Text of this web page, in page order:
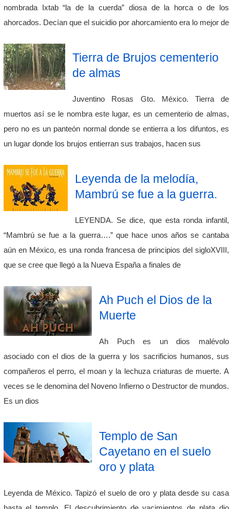
nombrada Ixtab “la de la cuerda” diosa de la horca o de los
ahorcados. Decían que el suicidio por ahorcamiento era lo mejor de
Tierra de Brujos cementerio
de almas
Juventino Rosas Gto. México. Tierra de
muertos así se le nombra este lugar, es un cementerio de almas,
pero no es un panteón normal donde se entierra a los difuntos, es
un lugar donde los brujos entierran sus trabajos, hacen sus
Leyenda de la melodía,
Mambrú se fue a la guerra.
LEYENDA. Se dice, que esta ronda infantil,
“Mambrú se fue a la guerra….” que hace unos años se cantaba
aún en México, es una ronda francesa de principios del sigloXVIII,
que se cree que llegó a la Nueva España a finales de
Ah Puch el Dios de la
Muerte
Ah Puch es un dios malévolo
asociado con el dios de la guerra y los sacrificios humanos, sus
compañeros el perro, el moan y la lechuza criaturas de muerte. A
veces se le denomina del Noveno Infierno o Destructor de mundos.
Es un dios
Templo de San
Cayetano en el suelo
oro y plata
Leyenda de México. Tapizó el suelo de oro y plata desde su casa